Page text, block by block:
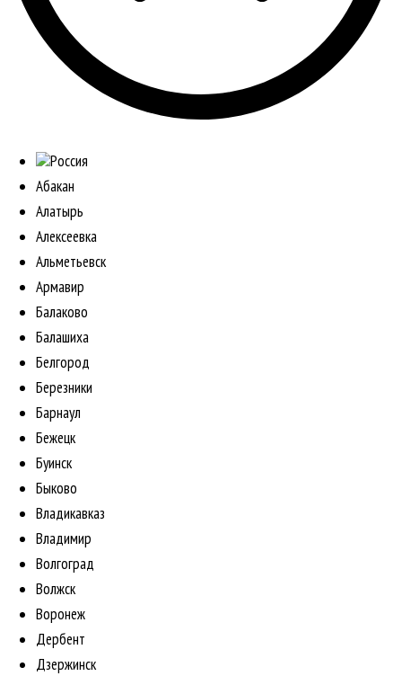
Россия
Абакан
Алатырь
Алексеевка
Альметьевск
Армавир
Балаково
Балашиха
Белгород
Березники
Барнаул
Бежецк
Буинск
Быково
Владикавказ
Владимир
Волгоград
Волжск
Воронеж
Дербент
Дзержинск